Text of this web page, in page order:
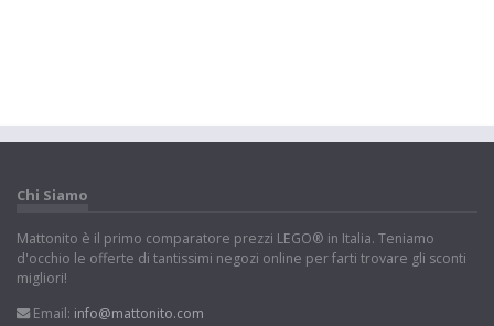
Chi Siamo
Mattonito è il primo comparatore prezzi LEGO® in Italia. Teniamo
d'occhio le offerte di tantissimi negozi online per farti trovare gli sconti
migliori!
Email: info@mattonito.com